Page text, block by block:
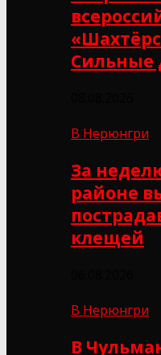
Сильные
В Нерюнгри
За
районе
клещей
В Нерюнгри
В